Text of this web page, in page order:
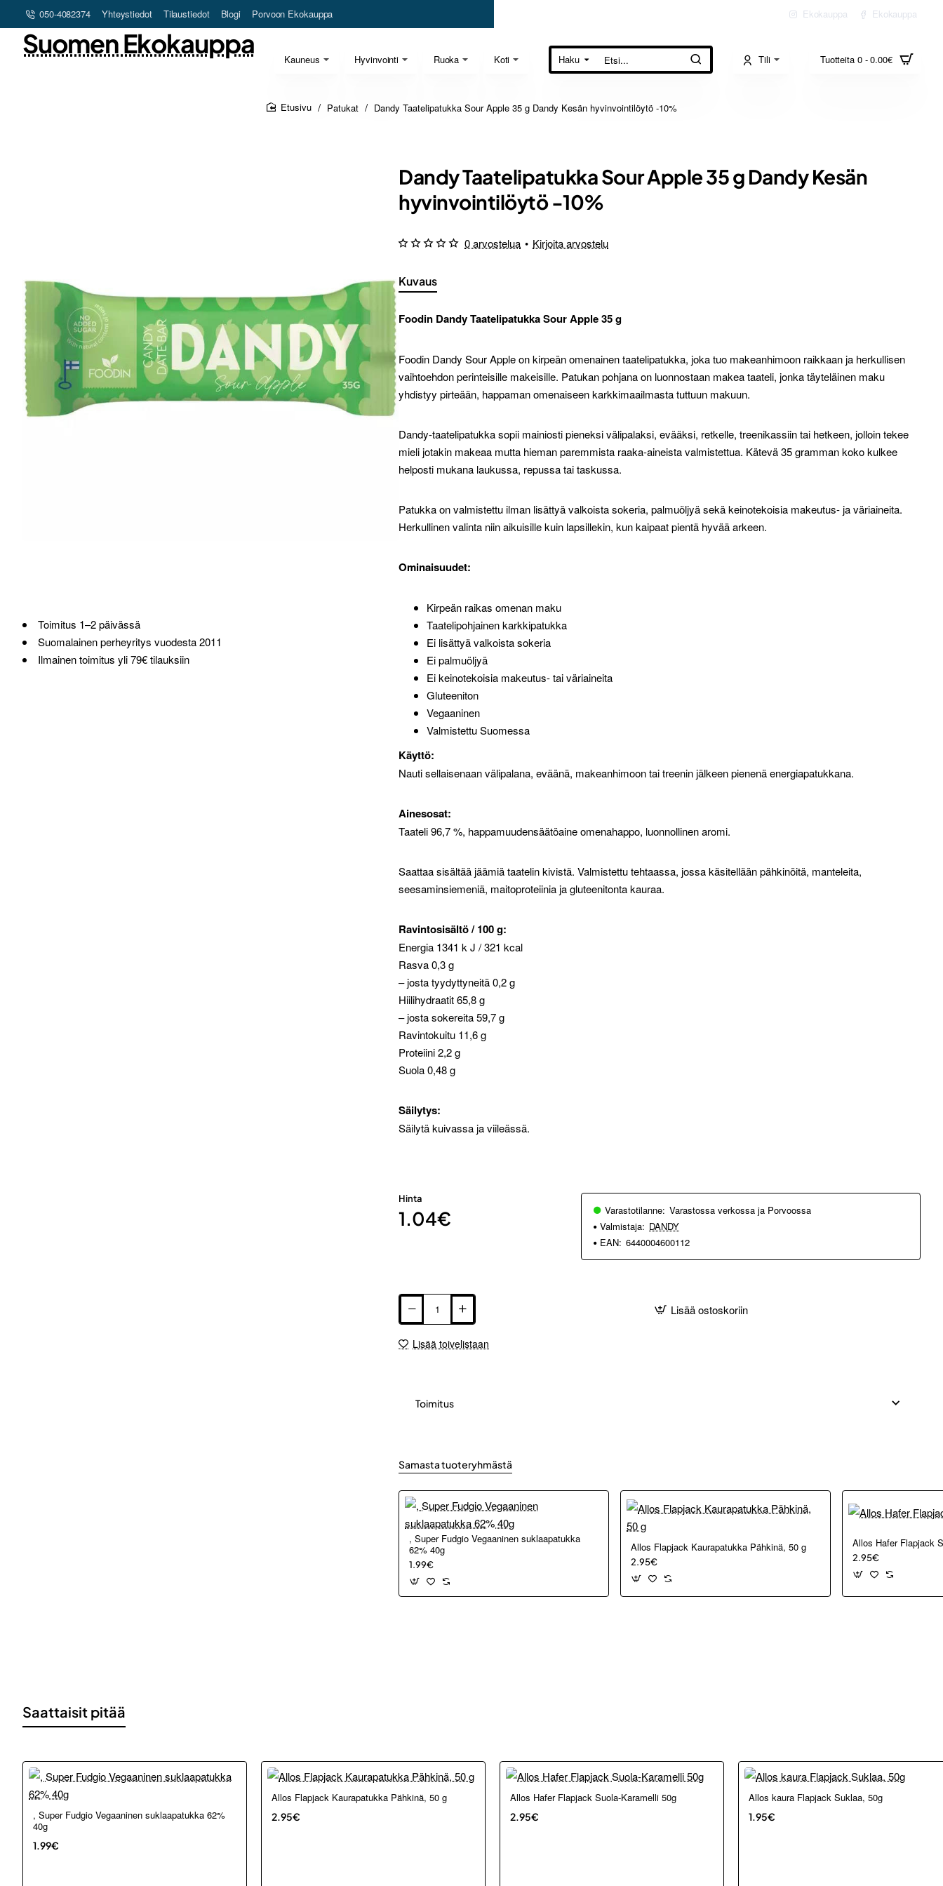
050-4082374 Yhteystiedot Tilaustiedot Blogi Porvoon Ekokauppa Ekokauppa Ekokauppa
Kauneus Hyvinvointi Ruoka Koti
Suomen Ekokauppa
Haku
Etsi... Tili Tuotteita 0 - 0.00€
Patukat Dandy Taatelipatukka Sour Apple 35 g Dandy Kesän hyvinvointilöytö -10%
Toimitus 1–2 päivässä
Suomalainen perheyritys vuodesta 2011
Ilmainen toimitus yli 79€ tilauksiin
Dandy Taatelipatukka Sour Apple 35 g Dandy Kesän
hyvinvointilöytö -10%
Kuvaus
Foodin Dandy Taatelipatukka Sour Apple 35 g
Foodin Dandy Sour Apple on kirpeän omenainen taatelipatukka, joka tuo makeanhimoon raikkaan ja herkullisen
vaihtoehdon perinteisille makeisille. Patukan pohjana on luonnostaan makea taateli, jonka täyteläinen maku
yhdistyy pirteään, happaman omenaiseen karkkimaailmasta tuttuun makuun.
Dandy-taatelipatukka sopii mainiosti pieneksi välipalaksi, evääksi, retkelle, treenikassiin tai hetkeen, jolloin tekee
mieli jotakin makeaa mutta hieman paremmista raaka-aineista valmistettua. Kätevä 35 gramman koko kulkee
helposti mukana laukussa, repussa tai taskussa.
Patukka on valmistettu ilman lisättyä valkoista sokeria, palmuöljyä sekä keinotekoisia makeutus- ja väriaineita.
Herkullinen valinta niin aikuisille kuin lapsillekin, kun kaipaat pientä hyvää arkeen.
Ominaisuudet:
Kirpeän raikas omenan maku
Taatelipohjainen karkkipatukka
Ei lisättyä valkoista sokeria
Ei palmuöljyä
Ei keinotekoisia makeutus- tai väriaineita
Gluteeniton
Vegaaninen
Valmistettu Suomessa
Käyttö:
Nauti sellaisenaan välipalana, eväänä, makeanhimoon tai treenin jälkeen pienenä energiapatukkana.
Ainesosat:
Taateli 96,7 %, happamuudensäätöaine omenahappo, luonnollinen aromi.
Saattaa sisältää jäämiä taatelin kivistä. Valmistettu tehtaassa, jossa käsitellään pähkinöitä, manteleita,
seesaminsiemeniä, maitoproteiinia ja gluteenitonta kauraa.
Ravintosisältö / 100 g:
Energia 1341 k J / 321 kcal
Rasva 0,3 g
– josta tyydyttyneitä 0,2 g
Hiilihydraatit 65,8 g
– josta sokereita 59,7 g
Ravintokuitu 11,6 g
Proteiini 2,2 g
Suola 0,48 g
Säilytys:
Säilytä kuivassa ja viileässä.
0 arvostelua • Kirjoita arvostelu
Hinta
1.04€ Varastotilanne: Varastossa verkossa ja Porvoossa
Valmistaja: DANDY
EAN: 6440004600112
Lisää ostoskoriin
Lisää toivelistaan
Toimitus
Samasta tuoteryhmästä
, Super Fudgio Vegaaninen suklaapatukka
62% 40g
1.99€
Allos Flapjack Kaurapatukka Pähkinä, 50 g
2.95€
Allos Hafer Flapjack
2.95€
Saattaisit pitää
Loppu verkosta ja Porvoosta
, Super Fudgio Vegaaninen suklaapatukka 62%
40g
1.99€
Loppu verkosta ja Porvoosta
Allos Flapjack Kaurapatukka Pähkinä, 50 g
2.95€
Allos Hafer Flapjack Suola-Karamelli 50g
2.95€
Loppu verkosta ja Porvoosta
Allos kaura Flapjack Suklaa, 50g
1.95€